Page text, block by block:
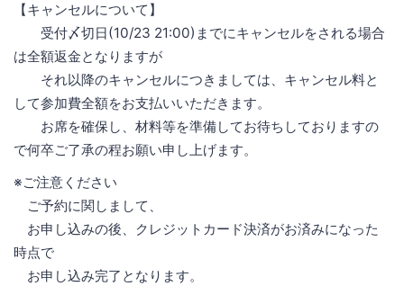
【キャンセルについて】
受付〆切日(10/23 21:00)までにキャンセルをされる場合
は全額返金となりますが
それ以降のキャンセルにつきましては、キャンセル料と
して参加費全額をお支払いいただきます。
お席を確保し、材料等を準備してお待ちしておりますの
で何卒ご了承の程お願い申し上げます。
※ご注意ください
ご予約に関しまして、
お申し込みの後、クレジットカード決済がお済みになった
時点で
お申し込み完了となります。